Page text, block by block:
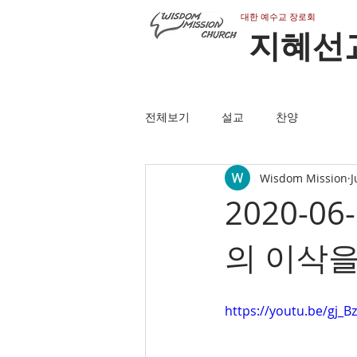
​대한 예수교 장로회
지혜선
전체보기 설교 찬양
2020-
의 이삭
Wisdom Mission
https://youtu.be/